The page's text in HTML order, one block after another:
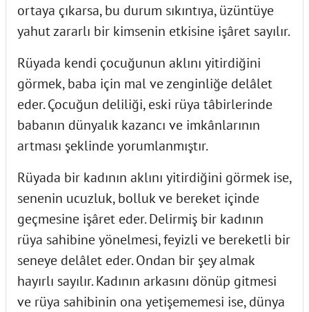
ortaya çıkarsa, bu durum sıkıntıya, üzüntüye
yahut zararlı bir kimsenin etkisine işâret sayılır.
Rüyada kendi çocuğunun aklını yitirdiğini
görmek, baba için mal ve zenginliğe delâlet
eder. Çocuğun deliliği, eski rüya tâbirlerinde
babanın dünyalık kazancı ve imkânlarının
artması şeklinde yorumlanmıştır.
Rüyada bir kadının aklını yitirdiğini görmek ise,
senenin ucuzluk, bolluk ve bereket içinde
geçmesine işâret eder. Delirmiş bir kadının
rüya sahibine yönelmesi, feyizli ve bereketli bir
seneye delâlet eder. Ondan bir şey almak
hayırlı sayılır. Kadının arkasını dönüp gitmesi
ve rüya sahibinin ona yetişememesi ise, dünya